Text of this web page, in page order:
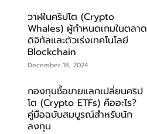
วาฬในคริปโต (Crypto
Whales) ผู้กำหนดเกมในตลาด
ดิจิทัลและตัวเร่งเทคโนโลยี
Blockchain
December 18, 2024
กองทุนซื้อขายแลกเปลี่ยนคริป
โต (Crypto ETFs) คืออะไร?
คู่มือฉบับสมบูรณ์สำหรับนัก
ลงทุน